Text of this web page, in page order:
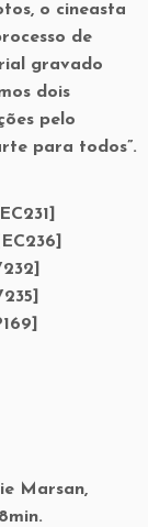
o cineasta
de
gravado
dois
pelo
para todos”.
Marsan,